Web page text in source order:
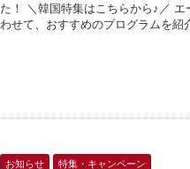
た！ ＼韓国特集はこちらから♪／
わせて、おすすめのプログラムを紹
お知らせ 特集・キャンペーン